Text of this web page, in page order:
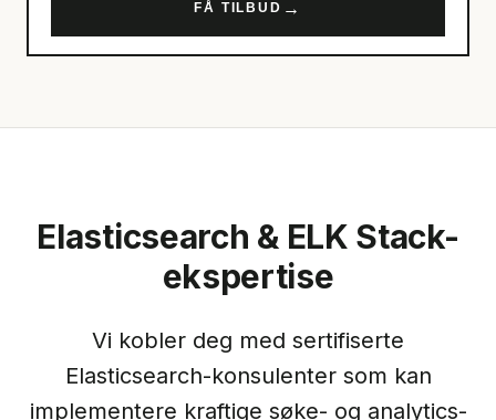
FÅ TILBUD →
Elasticsearch & ELK Stack-
ekspertise
Vi kobler deg med sertifiserte
Elasticsearch-konsulenter som kan
implementere kraftige søke- og analytics-